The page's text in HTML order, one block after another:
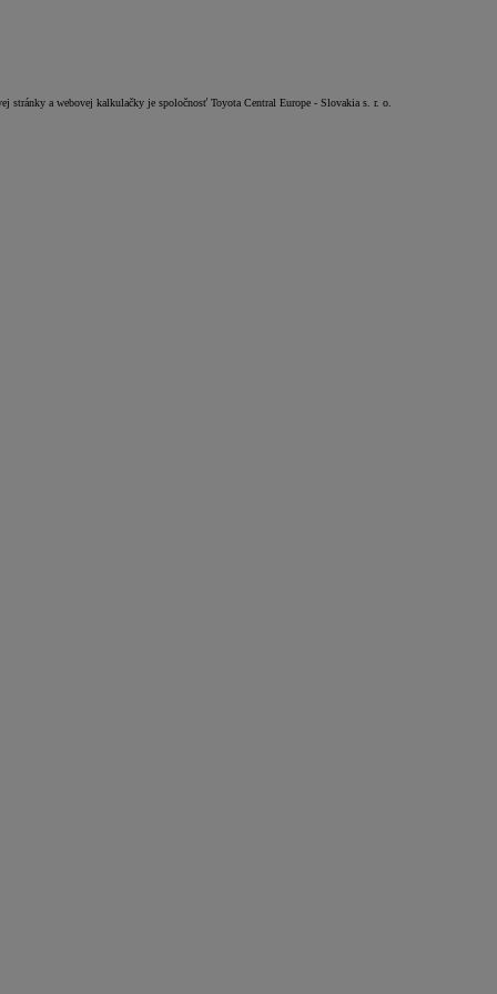
stránky a webovej kalkulačky je spoločnosť Toyota Central Europe - Slovakia s. r. o.